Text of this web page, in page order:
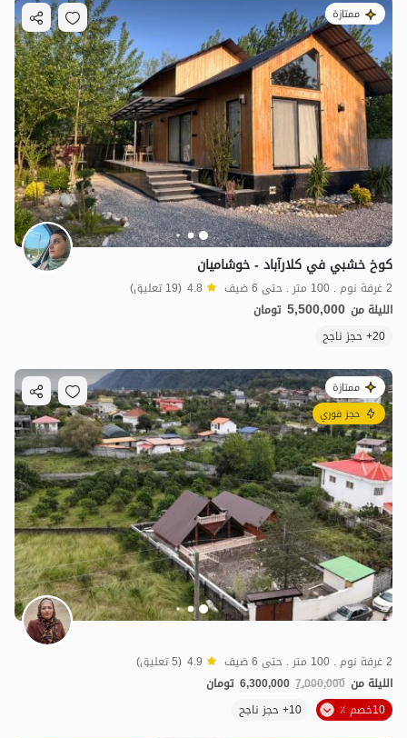
ممتازة
كوخ خشبي في كلارآباد - خوشاميان
2 غرفة نوم . 100 متر . حتى 6 ضيف 4.8 (19 تعليق)
الليلة من 5,500,000 تومان
20+ حجز ناجح
ممتازة
حجز فوري
2 غرفة نوم . 100 متر . حتى 6 ضيف 4.9 (5 تعليق)
الليلة من 7,000,000
6,300,000 تومان
10خصم ٪
10+ حجز ناجح